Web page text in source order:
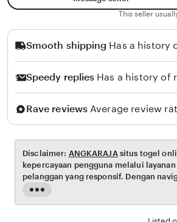
This seller
Smooth shipping Has a history
Speedy replies Has a history of
Rave reviews Average review
Read
the
Disclaimer: ANGKARAJAsitus togel
kepercayaan pengguna melalui
pelanggan yang responsif. Dengan
platform ini menghadirkan